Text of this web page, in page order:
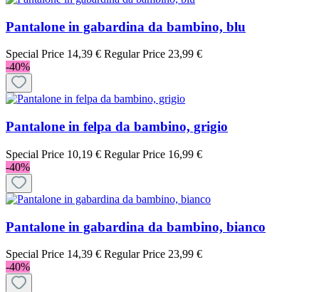
Pantalone in gabardina da bambino, blu
Special Price 14,39 € Regular Price 23,99 €
-40%
Pantalone in felpa da bambino, grigio
Special Price 10,19 € Regular Price 16,99 €
-40%
Pantalone in gabardina da bambino, bianco
Special Price 14,39 € Regular Price 23,99 €
-40%